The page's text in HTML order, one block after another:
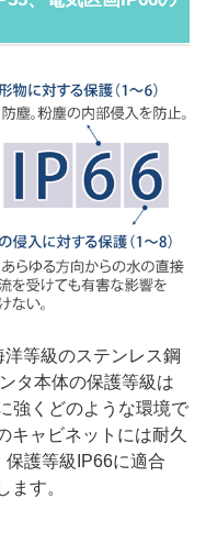
等級のステンレス鋼
タ本体の保護等級は
強くどのような環境で
キャビネットには耐久
護等級IP66に適合
ます。